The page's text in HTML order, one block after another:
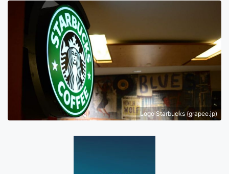
Logo Starbucks (grapee.jp)